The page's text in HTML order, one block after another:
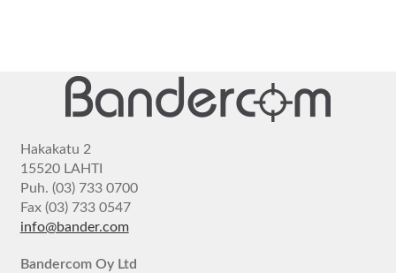
Hakakatu 2
15520 LAHTI
Puh. (03) 733 0700
Fax (03) 733 0547
info@bander.com
Bandercom Oy Ltd